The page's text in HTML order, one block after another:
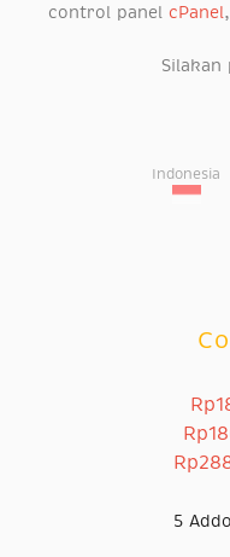
control panel cPanel
Silakan
Indonesia
5